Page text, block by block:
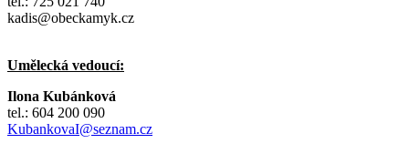
kadis@obeckamyk.cz
Umělecká vedoucí:
Ilona Kubánková
tel.: 604 200 090
KubankovaI@seznam.cz